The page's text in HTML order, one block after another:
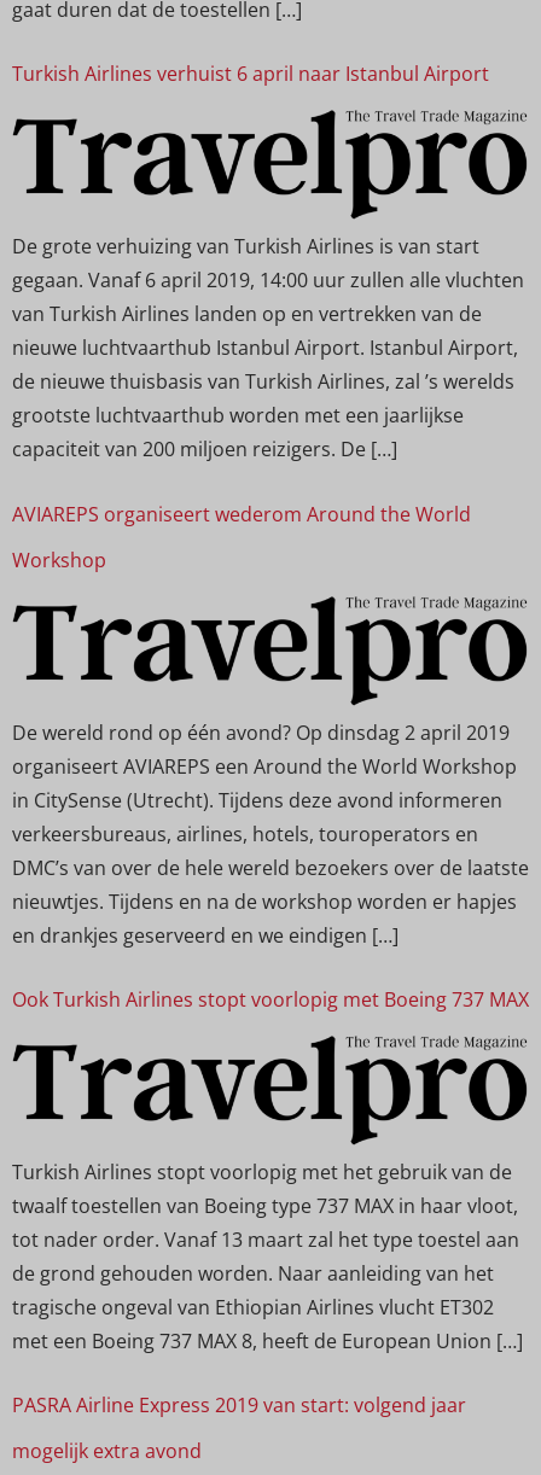
gaat duren dat de toestellen […]
Turkish Airlines verhuist 6 april naar Istanbul Airport
De grote verhuizing van Turkish Airlines is van start
gegaan. Vanaf 6 april 2019, 14:00 uur zullen alle vluchten
van Turkish Airlines landen op en vertrekken van de
nieuwe luchtvaarthub Istanbul Airport. Istanbul Airport,
de nieuwe thuisbasis van Turkish Airlines, zal ’s werelds
grootste luchtvaarthub worden met een jaarlijkse
capaciteit van 200 miljoen reizigers. De […]
AVIAREPS organiseert wederom Around the World
Workshop
De wereld rond op één avond? Op dinsdag 2 april 2019
organiseert AVIAREPS een Around the World Workshop
in CitySense (Utrecht). Tijdens deze avond informeren
verkeersbureaus, airlines, hotels, touroperators en
DMC’s van over de hele wereld bezoekers over de laatste
nieuwtjes. Tijdens en na de workshop worden er hapjes
en drankjes geserveerd en we eindigen […]
Ook Turkish Airlines stopt voorlopig met Boeing 737 MAX
Turkish Airlines stopt voorlopig met het gebruik van de
twaalf toestellen van Boeing type 737 MAX in haar vloot,
tot nader order. Vanaf 13 maart zal het type toestel aan
de grond gehouden worden. Naar aanleiding van het
tragische ongeval van Ethiopian Airlines vlucht ET302
met een Boeing 737 MAX 8, heeft de European Union […]
PASRA Airline Express 2019 van start: volgend jaar
mogelijk extra avond